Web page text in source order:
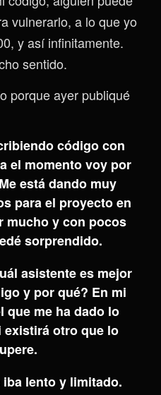
vulnerarlo, a lo que yo
y así infinitamente.
sentido.
porque ayer publiqué
código con
el momento voy por
está dando muy
para el proyecto en
mucho y con pocos
sorprendido.
asistente es mejor
y por qué? En mi
que me ha dado lo
existirá otro que lo
iba lento y limitado.